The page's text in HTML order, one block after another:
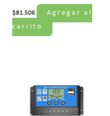
$81.506
Agregar al
carrito